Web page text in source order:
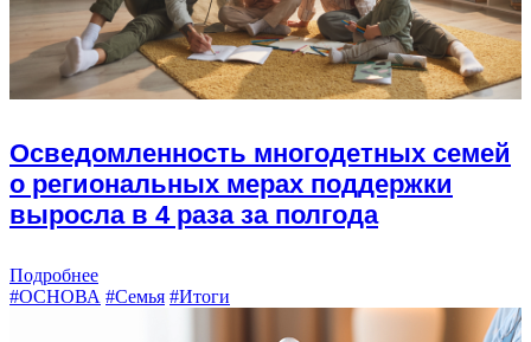
Осведомленность многодетных семей
о региональных мерах поддержки
выросла в 4 раза за полгода
Подробнее
#ОСНОВА #Семья #Итоги